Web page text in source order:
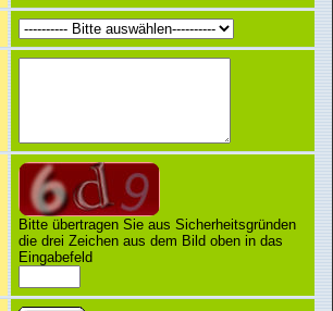
Bitte übertragen Sie aus Sicherheitsgründen
die drei Zeichen aus dem Bild oben in das
Eingabefeld